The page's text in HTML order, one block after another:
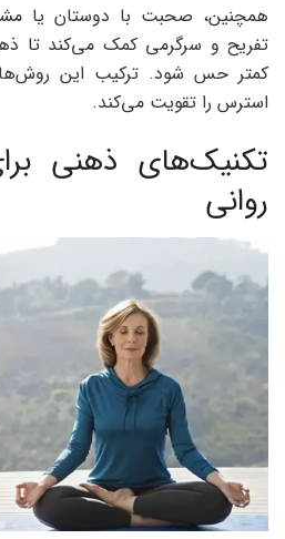
همچنین، صحبت با دوستان یا
تفریح و سرگرمی کمک می‌کند تا
کمتر حس شود. ترکیب این روش‌ها
استرس را تقویت می‌کند.
تکنیک‌های ذهنی
روانی